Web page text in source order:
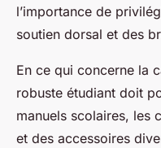
l’importance de
soutien dorsal et des
En ce qui concerne la
robuste étudiant doit
manuels scolaires, les
et des accessoires